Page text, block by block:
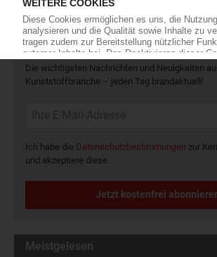
Die wichtigsten Nachrichten und Neuigkeiten
Kunststoffbranche – jeden Tag brandaktuell!
Ich habe die Datenschutzbestimmungen zur
und akzeptiere diese.
Jetzt kostenfrei
Meistgelesen